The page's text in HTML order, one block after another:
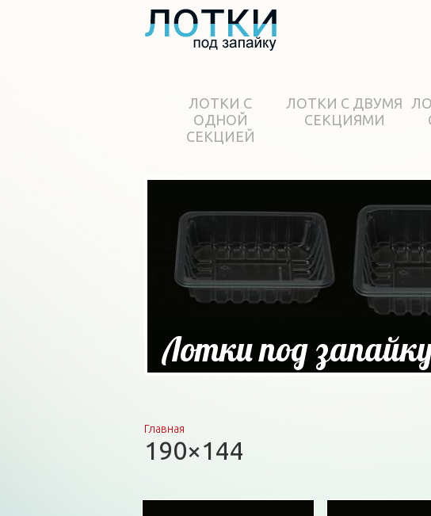
ЛОТКИ С
ОДНОЙ
СЕКЦИЕЙ
ЛОТКИ С ДВУМЯ
СЕКЦИЯМИ
Лотки под
Вы здесь
Главная
190×144